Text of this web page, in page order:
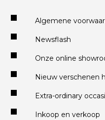
Algemene
Newsflash
Onze online
Nieuw verschenen
Extra-ordinary
Inkoop en verkoop